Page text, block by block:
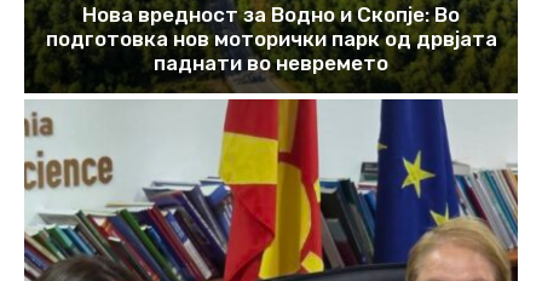
Нова вредност за Водно и Скопје: Во
подготовка нов моторички парк од дрвјата
паднати во невремето